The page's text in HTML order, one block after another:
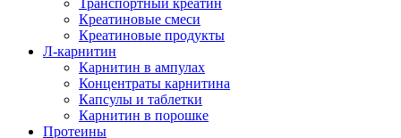
Транспортный креатин
Креатиновые смеси
Креатиновые продукты
Л-карнитин
Карнитин в ампулах
Концентраты карнитина
Капсулы и таблетки
Карнитин в порошке
Протеины